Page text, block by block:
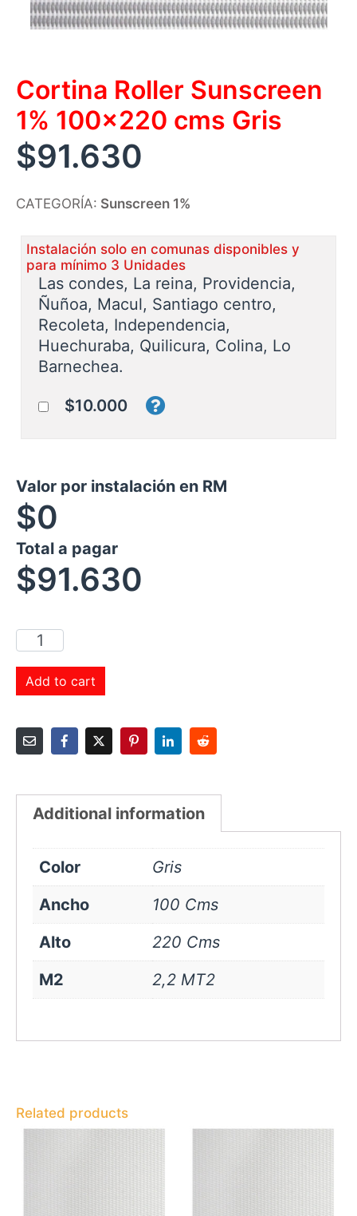
Cortina Roller Sunscreen
1% 100×220 cms Gris
$91.630
CATEGORÍA: Sunscreen 1%
Instalación solo en comunas disponibles y
para mínimo 3 Unidades
Las condes, La reina, Providencia,
Ñuñoa, Macul, Santiago centro,
Recoleta, Independencia,
Huechuraba, Quilicura, Colina, Lo
Barnechea.
$10.000
Valor por instalación en RM
$0
Total a pagar
$91.630
Add to cart
Additional information
Color
Gris
Ancho
100 Cms
Alto
220 Cms
M2
2,2 MT2
Related products